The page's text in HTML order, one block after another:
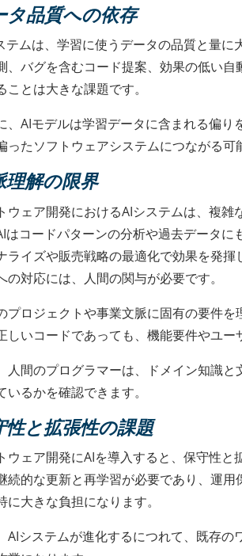
タ品質への依存
テムは、学習に使うデータの品質と量
、バグを含むコード提案、効果の低い
ことは大きな課題です。
、AIモデルは学習データに含まれる偏
ったソフトウェアシステムにつながる可
理解の限界
ウェア開発におけるAIシステムは、複
はコードパターンの分析や過去データ
ライズや販売戦略の最適化で効果を発
の対応には、人間の関与が必要です。
プロジェクトや事業文脈に固有の要件
しいコードであっても、機能要件やユ
人間のプログラマーは、ドメイン知識
いるかを確認できます。
性と拡張性の課題
ウェア開発にAIを導入すると、保守性
続的な更新と再学習が必要であり、運
に大きな負担になります。
AIシステムが進化するにつれて、既存